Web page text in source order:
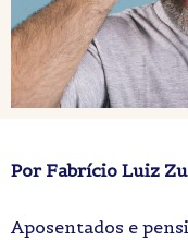
Por Fabrício Luiz
Aposentados e